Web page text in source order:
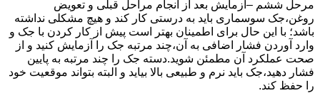
مرحل ششم –آزمایش بعد از انجام مراحل قبلی و تعویض
روغن،جک سوسماری باید به درستی کار کند و هیچ مشکلی نداشته
باشد؛ با این حال برای اطمینان بهتر است پیش از کار کردن با جک و
وارد آوردن فشار اضافی به آن،چند مرتبه جک را آزمایش کنید و از
صحت عملکرد آن مطمئن شوید.دسته جک را چند مرتبه به پایین
فشار دهید،جک باید نرم و طبیعی بالا بیاید و البته بتواند موقعیت خود
را حفظ کند.